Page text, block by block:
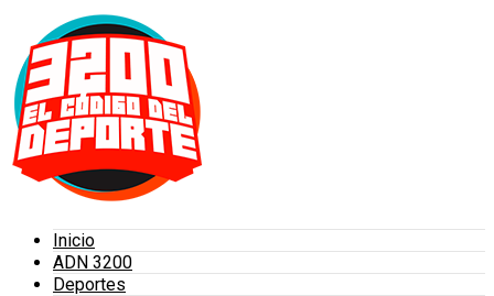
Inicio
ADN 3200
Deportes